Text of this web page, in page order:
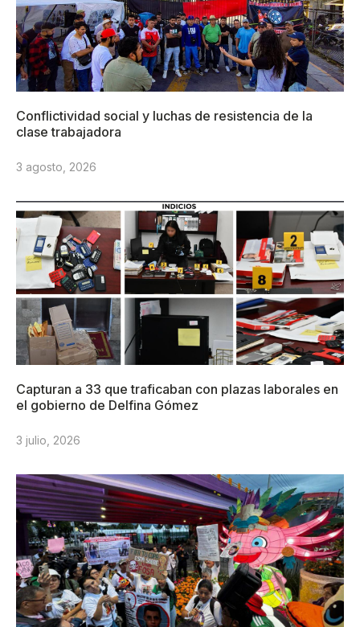
Conflictividad social y luchas de resistencia de la
clase trabajadora
3 agosto, 2026
Capturan a 33 que traficaban con plazas laborales en
el gobierno de Delfina Gómez
3 julio, 2026